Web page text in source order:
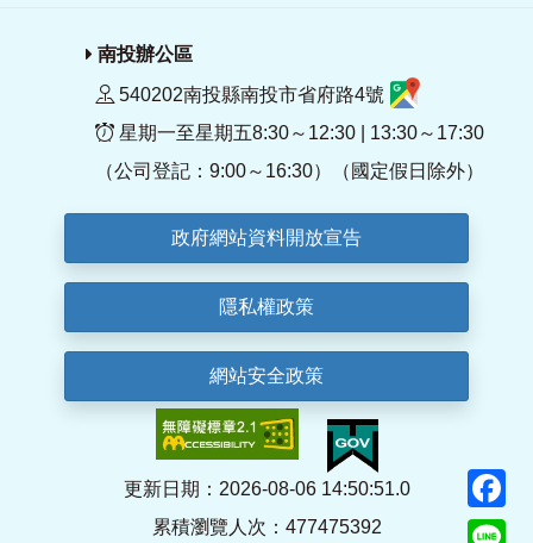
南投辦公區
540202南投縣南投市省府路4號
星期一至星期五8:30～12:30 | 13:30～17:30
（公司登記：9:00～16:30）（國定假日除外）
政府網站資料開放宣告
隱私權政策
網站安全政策
更新日期：2026-08-06 14:50:51.0
累積瀏覽人次：477475392